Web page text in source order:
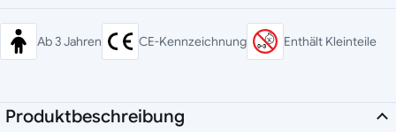
Ab 3 Jahren CE-Kennzeichnung Enthält Kleinteile
Produktbeschreibung